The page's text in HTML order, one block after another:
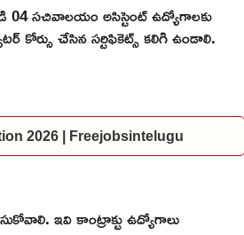
సచివాలయం అసిస్టెంట్ ఉద్యోగాలకు
కోర్సు చేసిన సర్టిఫికెట్స్ కలిగి ఉండాలి.
2026 | Freejobsintelugu
ఇవి కాంట్రాక్టు ఉద్యోగాలు